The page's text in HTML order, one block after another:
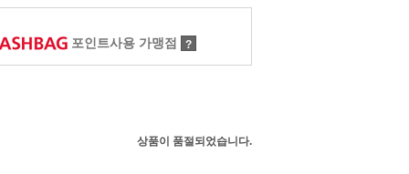
포인트사용 가맹점 ?
상품이 품절되었습니다.